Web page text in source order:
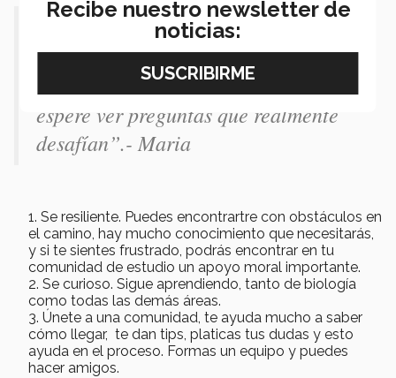
Lo más padre es te quedas toda la
información que que no sabías y que
aprendes en ese momento, jamás me
esperé ver preguntas que realmente
desafían”.- Maria
Se resiliente. Puedes encontrartre con obstáculos en
el camino, hay mucho conocimiento que necesitarás,
y si te sientes frustrado, podrás encontrar en tu
comunidad de estudio un apoyo moral importante.
Se curioso. Sigue aprendiendo, tanto de biología
como todas las demás áreas.
Únete a una comunidad, te ayuda mucho a saber
cómo llegar, te dan tips, platicas tus dudas y esto
ayuda en el proceso. Formas un equipo y puedes
hacer amigos.
Recibe nuestro newsletter de
noticias: